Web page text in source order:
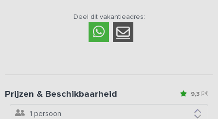
Deel dit vakantieadres:
9,3 (34)
Prijzen & Beschikbaarheid
1 persoon